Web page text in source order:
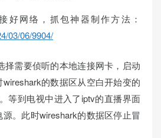
好网络，抓包神器制作方法：
03/06/9904/
择需要侦听的本地连接网卡，启动
的数据区从空白开始变的
等到电视中进入了iptv的直播界面
。此时wireshark的数据区停止冒